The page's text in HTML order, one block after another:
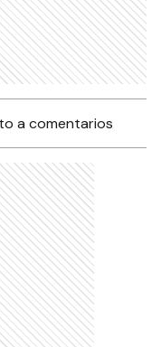
a comentarios